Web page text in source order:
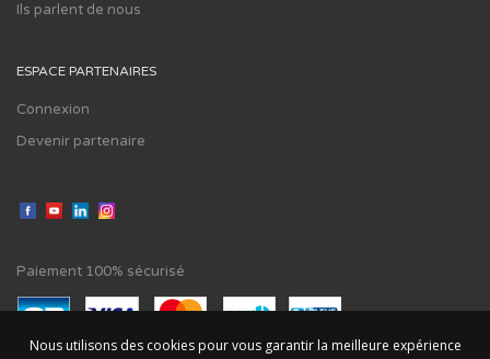
Ils parlent de nous
ESPACE PARTENAIRES
Connexion
Devenir partenaire
Paiement 100% sécurisé
Nous utilisons des cookies pour vous garantir la meilleure expérience